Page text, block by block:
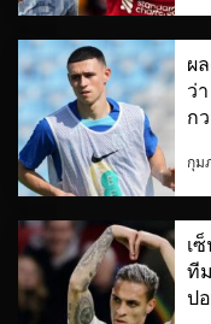
ผ
ว่
ก
กุม
เ
ที
ป